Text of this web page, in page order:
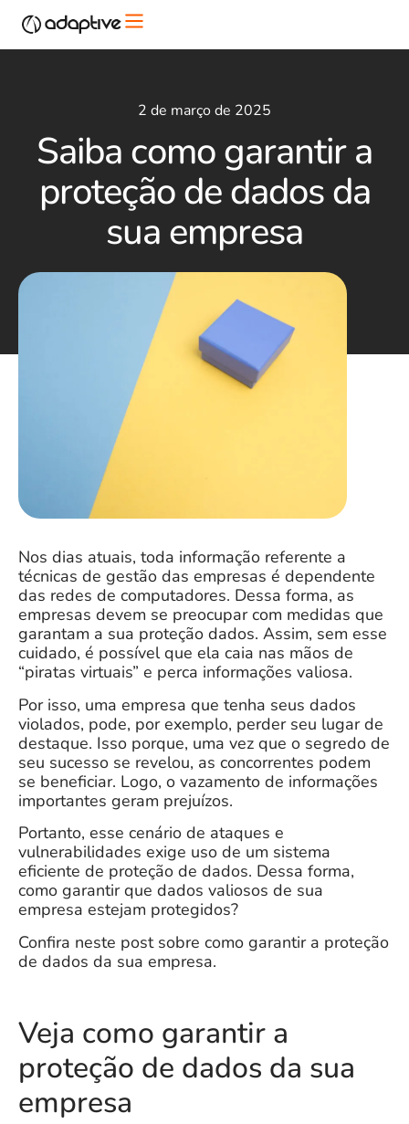
2 de março de 2025
Saiba como garantir a
proteção de dados da
sua empresa
Nos dias atuais, toda informação referente a
técnicas de gestão das empresas é dependente
das redes de computadores. Dessa forma, as
empresas devem se preocupar com medidas que
garantam a sua proteção dados. Assim, sem esse
cuidado, é possível que ela caia nas mãos de
“piratas virtuais” e perca informações valiosa.
Por isso, uma empresa que tenha seus dados
violados, pode, por exemplo, perder seu lugar de
destaque. Isso porque, uma vez que o segredo de
seu sucesso se revelou, as concorrentes podem
se beneficiar. Logo, o vazamento de informações
importantes geram prejuízos.
Portanto, esse cenário de ataques e
vulnerabilidades exige uso de um sistema
eficiente de proteção de dados. Dessa forma,
como garantir que dados valiosos de sua
empresa estejam protegidos?
Confira neste post sobre como garantir a proteção
de dados da sua empresa.
Veja como garantir a
proteção de dados da sua
empresa